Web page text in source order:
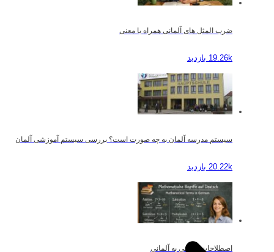
ضرب المثل های آلمانی همراه با معنی
19.26k بازدید
سیستم مدرسه آلمان به چه صورت است؟ بررسی سیستم آموزشی آلمان
20.22k بازدید
اصطلاحات ریاضی به آلمانی